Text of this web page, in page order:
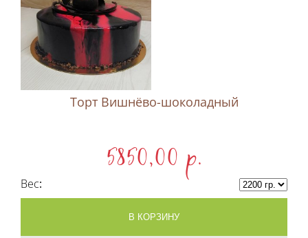
Торт Вишнёво-шоколадный
5850,00 p.
Вес